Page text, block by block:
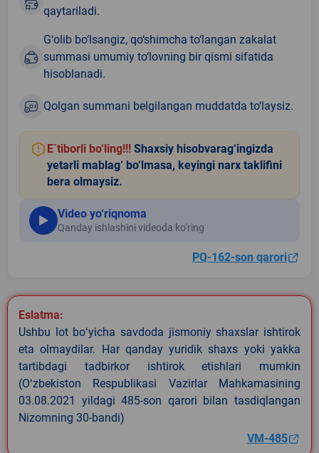
qaytariladi.
G‘olib bo‘lsangiz, qo‘shimcha to‘langan zakalat
summasi umumiy to‘lovning bir qismi sifatida
hisoblanadi.
Qolgan summani belgilangan muddatda to‘laysiz.
E`tiborli bo‘ling!!! Shaxsiy hisobvarag‘ingizda
yetarli mablag‘ bo‘lmasa, keyingi narx taklifini
bera olmaysiz.
Video yo‘riqnoma
Qanday ishlashini videoda ko‘ring
PQ-162-son qarori
Eslatma:
Ushbu lot boʻyicha savdoda jismoniy shaxslar ishtirok
eta olmaydilar. Har qanday yuridik shaxs yoki yakka
tartibdagi tadbirkor ishtirok etishlari mumkin
(Oʻzbekiston Respublikasi Vazirlar Mahkamasining
03.08.2021 yildagi 485-son qarori bilan tasdiqlangan
Nizomning 30-bandi)
VM-485